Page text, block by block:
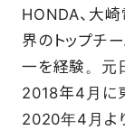
FAQ
HONDA、大
界のトップチ
一を経験。元
2018年4月に
2020年4月よ